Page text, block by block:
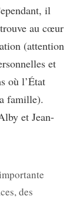
il
au cœur
(attention
et
où l’État
famille).
et Jean-
des